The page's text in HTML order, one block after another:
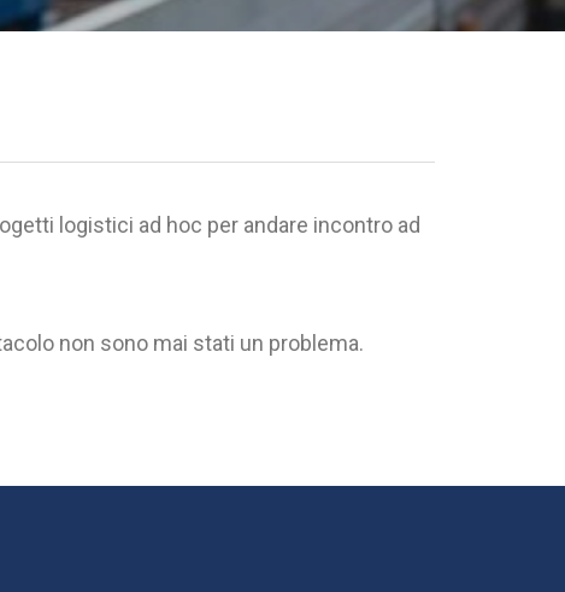
logistici ad hoc per andare incontro ad
non sono mai stati un problema.